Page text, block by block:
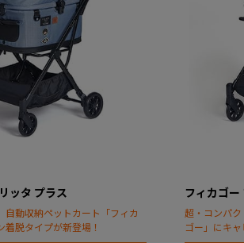
ッタ プラス
自動収納ペットカート「フィカ
着脱タイプが新登場！
フィカゴー
超・コンパ
ゴー」にキ